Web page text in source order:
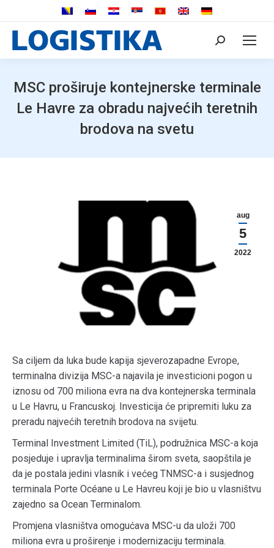
Search:
MSC proširuje kontejnerske terminale
Le Havre za obradu najvećih teretnih
brodova na svetu
aug
5
2022
Sa ciljem da luka bude kapija sjeverozapadne Evrope,
terminalna divizija MSC-a najavila je investicioni pogon u
iznosu od 700 miliona evra na dva kontejnerska terminala
u Le Havru, u Francuskoj. Investicija će pripremiti luku za
preradu najvećih teretnih brodova na svijetu.
Terminal Investment Limited (TiL), podružnica MSC-a koja
posjeduje i upravlja terminalima širom sveta, saopštila je
da je postala jedini vlasnik i većeg TNMSC-a i susjednog
terminala Porte Océane u Le Havreu koji je bio u vlasništvu
zajedno sa Ocean Terminalom.
Promjena vlasništva omogućava MSC-u da uloži 700
miliona evra u proširenje i modernizaciju terminala.